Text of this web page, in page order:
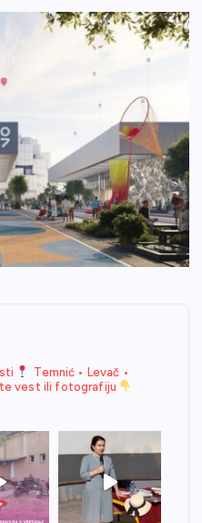
Temnić • Levač •
vest ili fotografiju